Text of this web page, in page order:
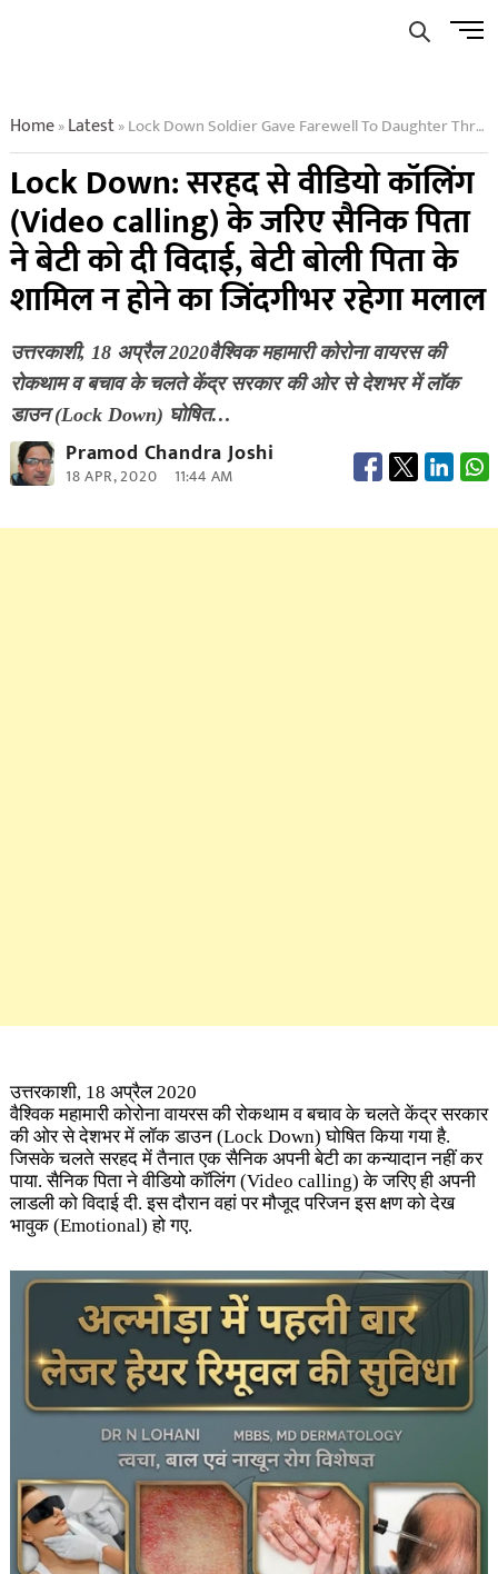
Menu
Home»Latest»Lock Down Soldier Gave Farewell To Daughter Through Video Calling From The Border
Lock Down: सरहद से वीडियो कॉलिंग
(Video calling) के जरिए सैनिक पिता
ने बेटी को दी विदाई, बेटी बोली पिता के
शामिल न होने का जिंदगीभर रहेगा मलाल
उत्तरकाशी, 18 अप्रैल 2020वैश्विक महामारी कोरोना वायरस की
रोकथाम व बचाव के चलते केंद्र सरकार की ओर से देशभर में लॉक
डाउन (Lock Down) घोषित…
Pramod Chandra Joshi
18 APR, 2020 11:44 AM
उत्तरकाशी, 18 अप्रैल 2020
वैश्विक महामारी कोरोना वायरस की रोकथाम व बचाव के चलते केंद्र सरकार
की ओर से देशभर में लॉक डाउन (Lock Down) घोषित किया गया है.
जिसके चलते सरहद में तैनात एक सैनिक अपनी ​बेटी का कन्यादान नहीं कर
पाया. सैनिक पिता ने वीडियो कॉलिंग (Video calling) के जरिए ही अपनी
लाडली को विदाई दी. इस दौरान वहां पर मौजूद परिजन इस क्षण को देख
भावुक (Emotional) हो गए.